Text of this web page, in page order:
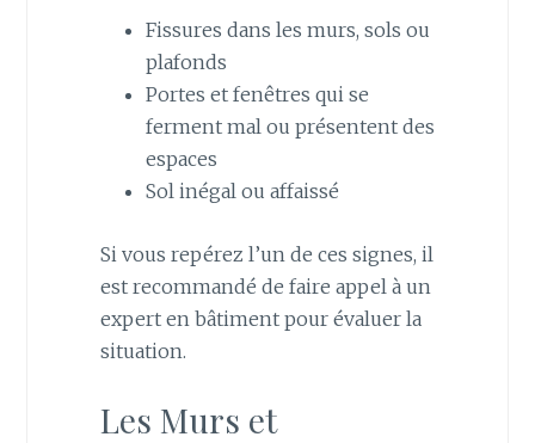
Fissures dans les murs, sols ou
plafonds
Portes et fenêtres qui se
ferment mal ou présentent des
espaces
Sol inégal ou affaissé
Si vous repérez l’un de ces signes, il
est recommandé de faire appel à un
expert en bâtiment pour évaluer la
situation.
Les Murs et